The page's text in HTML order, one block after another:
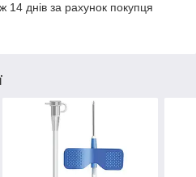
днів за рахунок покупця